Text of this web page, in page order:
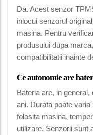
Da. Acest senzor
inlocui senzorul
masina. Pentru
produsului dupa
compatibilitatii inainte
Ce autonomie are
Bateria are, in
ani. Durata poate
folosita masina,
utilizare. Senzorii sunt